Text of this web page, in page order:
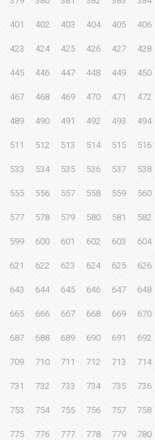
401 402 403 404 405 406
423 424 425 426 427 428
445 446 447 448 449 450
467 468 469 470 471 472
489 490 491 492 493 494
511 512 513 514 515 516
533 534 535 536 537 538
555 556 557 558 559 560
577 578 579 580 581 582
599 600 601 602 603 604
621 622 623 624 625 626
643 644 645 646 647 648
665 666 667 668 669 670
687 688 689 690 691 692
709 710 711 712 713 714
731 732 733 734 735 736
753 754 755 756 757 758
775 776 777 778 779 780